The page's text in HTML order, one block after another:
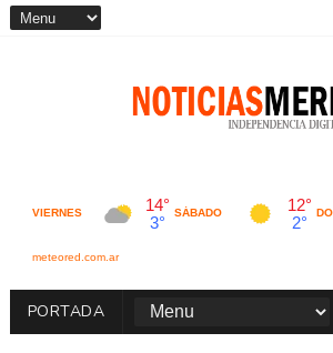
PORTADA